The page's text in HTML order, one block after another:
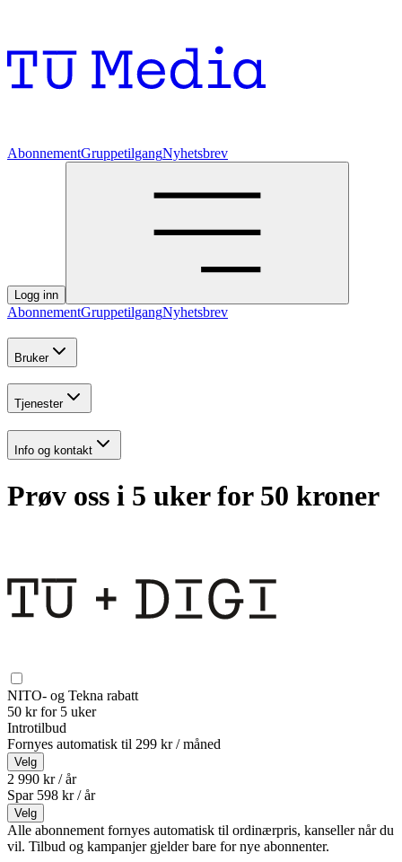
AbonnementGruppetilgangNyhetsbrev
Logg inn
AbonnementGruppetilgangNyhetsbrev
Bruker
Tjenester
Info og kontakt
Prøv oss i 5 uker for 50 kroner
NITO- og Tekna rabatt
50 kr for 5 uker
Introtilbud
Fornyes automatisk til 299 kr / måned
Velg
2 990 kr / år
Spar 598 kr /år
Velg
Alle abonnement fornyes automatisk til ordinærpris, kanseller når du
vil. Tilbud og kampanjer gjelder bare for nye abonnenter.